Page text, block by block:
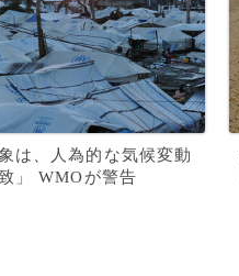
は、人為的な気候変動
」 WMOが警告